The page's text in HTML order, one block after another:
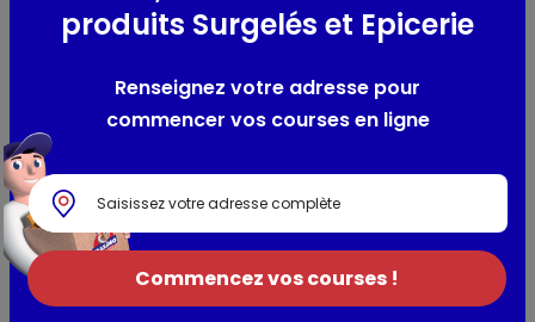
Utilisation et conservation
Composition / Ingrédients / Allergènes
THON albacore, eau, sel.
Allergènes :poisson
Valeurs nutritionnelles
produits Surgelés et Epicerie
Renseignez votre adresse pour
commencer vos courses en ligne
Commencez vos courses !